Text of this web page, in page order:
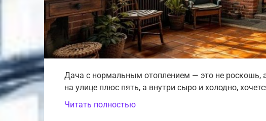
Дача с нормальным отоплением — это не роскошь,
на улице плюс пять, а внутри сыро и холодно,
Читать полностью